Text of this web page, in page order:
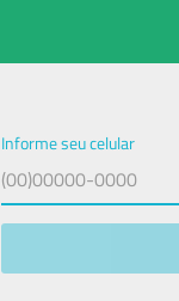
Informe seu celular